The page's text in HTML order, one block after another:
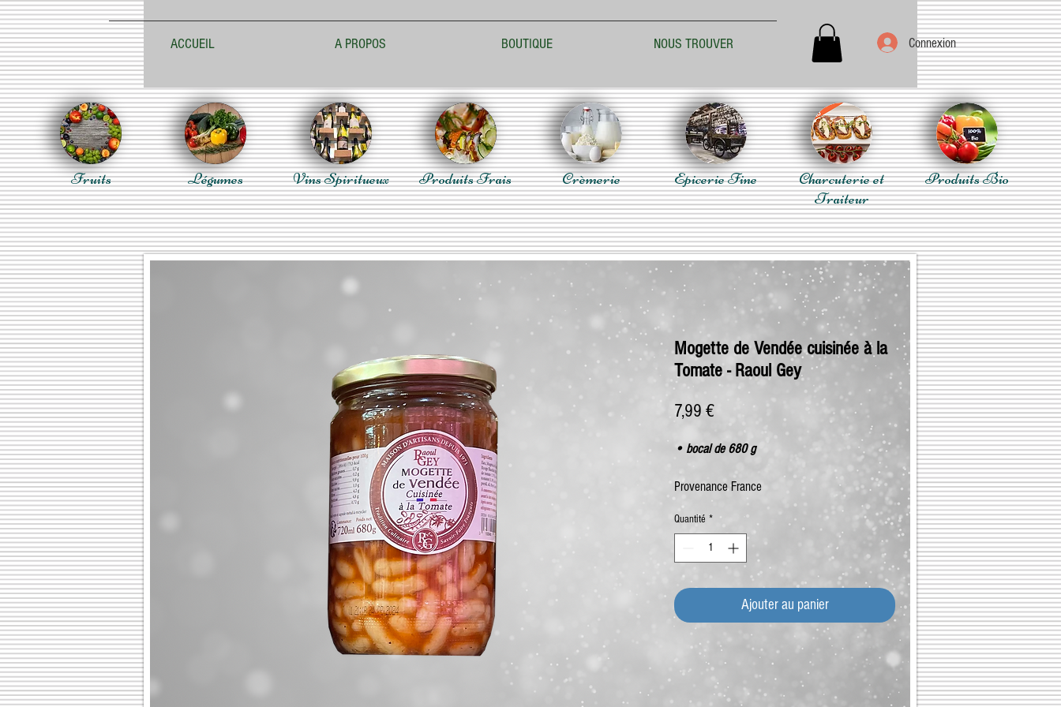
ACCUEIL A PROPOS BOUTIQUE NOUS TROUVER Connexion
Fruits Légumes Vins Spiritueux Produits Frais Crèmerie Epicerie Fine
Charcuterie et
Traiteur
Produits Bio
Mogette de Vendée cuisinée à la
Tomate - Raoul Gey
7,99 €Prix
• bocal de 680 g
Provenance France
Quantité *
Ajouter au panier